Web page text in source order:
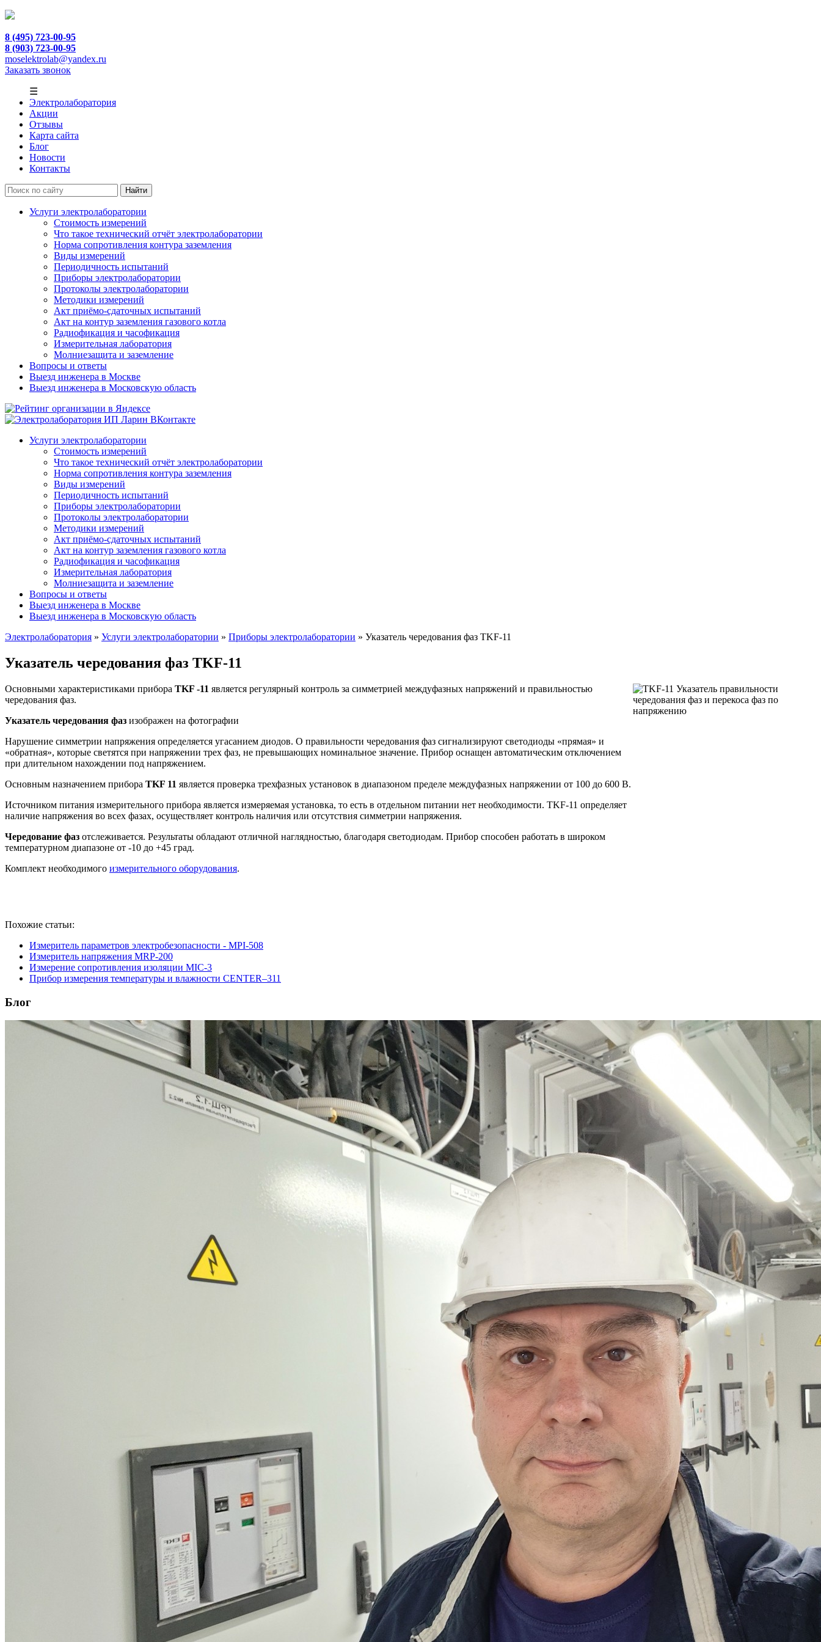
8 (495) 723-00-95
8 (903) 723-00-95
moselektrolab@yandex.ru
Заказать звонок
☰
Электролаборатория
Акции
Отзывы
Карта сайта
Блог
Новости
Контакты
Услуги электролаборатории
Стоимость измерений
Что такое технический отчёт электролаборатории
Норма сопротивления контура заземления
Виды измерений
Периодичность испытаний
Приборы электролаборатории
Протоколы электролаборатории
Методики измерений
Акт приёмо-сдаточных испытаний
Акт на контур заземления газового котла
Радиофикация и часофикация
Измерительная лаборатория
Молниезащита и заземление
Вопросы и ответы
Выезд инженера в Москве
Выезд инженера в Московскую область
Услуги электролаборатории
Стоимость измерений
Что такое технический отчёт электролаборатории
Норма сопротивления контура заземления
Виды измерений
Периодичность испытаний
Приборы электролаборатории
Протоколы электролаборатории
Методики измерений
Акт приёмо-сдаточных испытаний
Акт на контур заземления газового котла
Радиофикация и часофикация
Измерительная лаборатория
Молниезащита и заземление
Вопросы и ответы
Выезд инженера в Москве
Выезд инженера в Московскую область
Электролаборатория » Услуги электролаборатории » Приборы электролаборатории » Указатель чередования фаз TKF-11
Указатель чередования фаз TKF-11
Основными характеристиками прибора TKF -11 является регулярный контроль за симметрией междуфазных напряжений и правильностью
чередования фаз.
Указатель чередования фаз изображен на фотографии
Нарушение симметрии напряжения определяется угасанием диодов. О правильности чередования фаз сигнализируют светодиоды «прямая» и
«обратная», которые светятся при напряжении трех фаз, не превышающих номинальное значение. Прибор оснащен автоматическим отключением
при длительном нахождении под напряжением.
Основным назначением прибора TKF 11 является проверка трехфазных установок в диапазоном пределе междуфазных напряжении от 100 до 600 В.
Источником питания измерительного прибора является измеряемая установка, то есть в отдельном питании нет необходимости. TKF-11 определяет
наличие напряжения во всех фазах, осуществляет контроль наличия или отсутствия симметрии напряжения.
Чередование фаз отслеживается. Результаты обладают отличной наглядностью, благодаря светодиодам. Прибор способен работать в широком
температурном диапазоне от -10 до +45 град.
Комплект необходимого измерительного оборудования.
Похожие статьи:
Измеритель параметров электробезопасности - MPI-508
Измеритель напряжения MRP-200
Измерение сопротивления изоляции MIC-3
Прибор измерения температуры и влажности CENTER–311
Блог